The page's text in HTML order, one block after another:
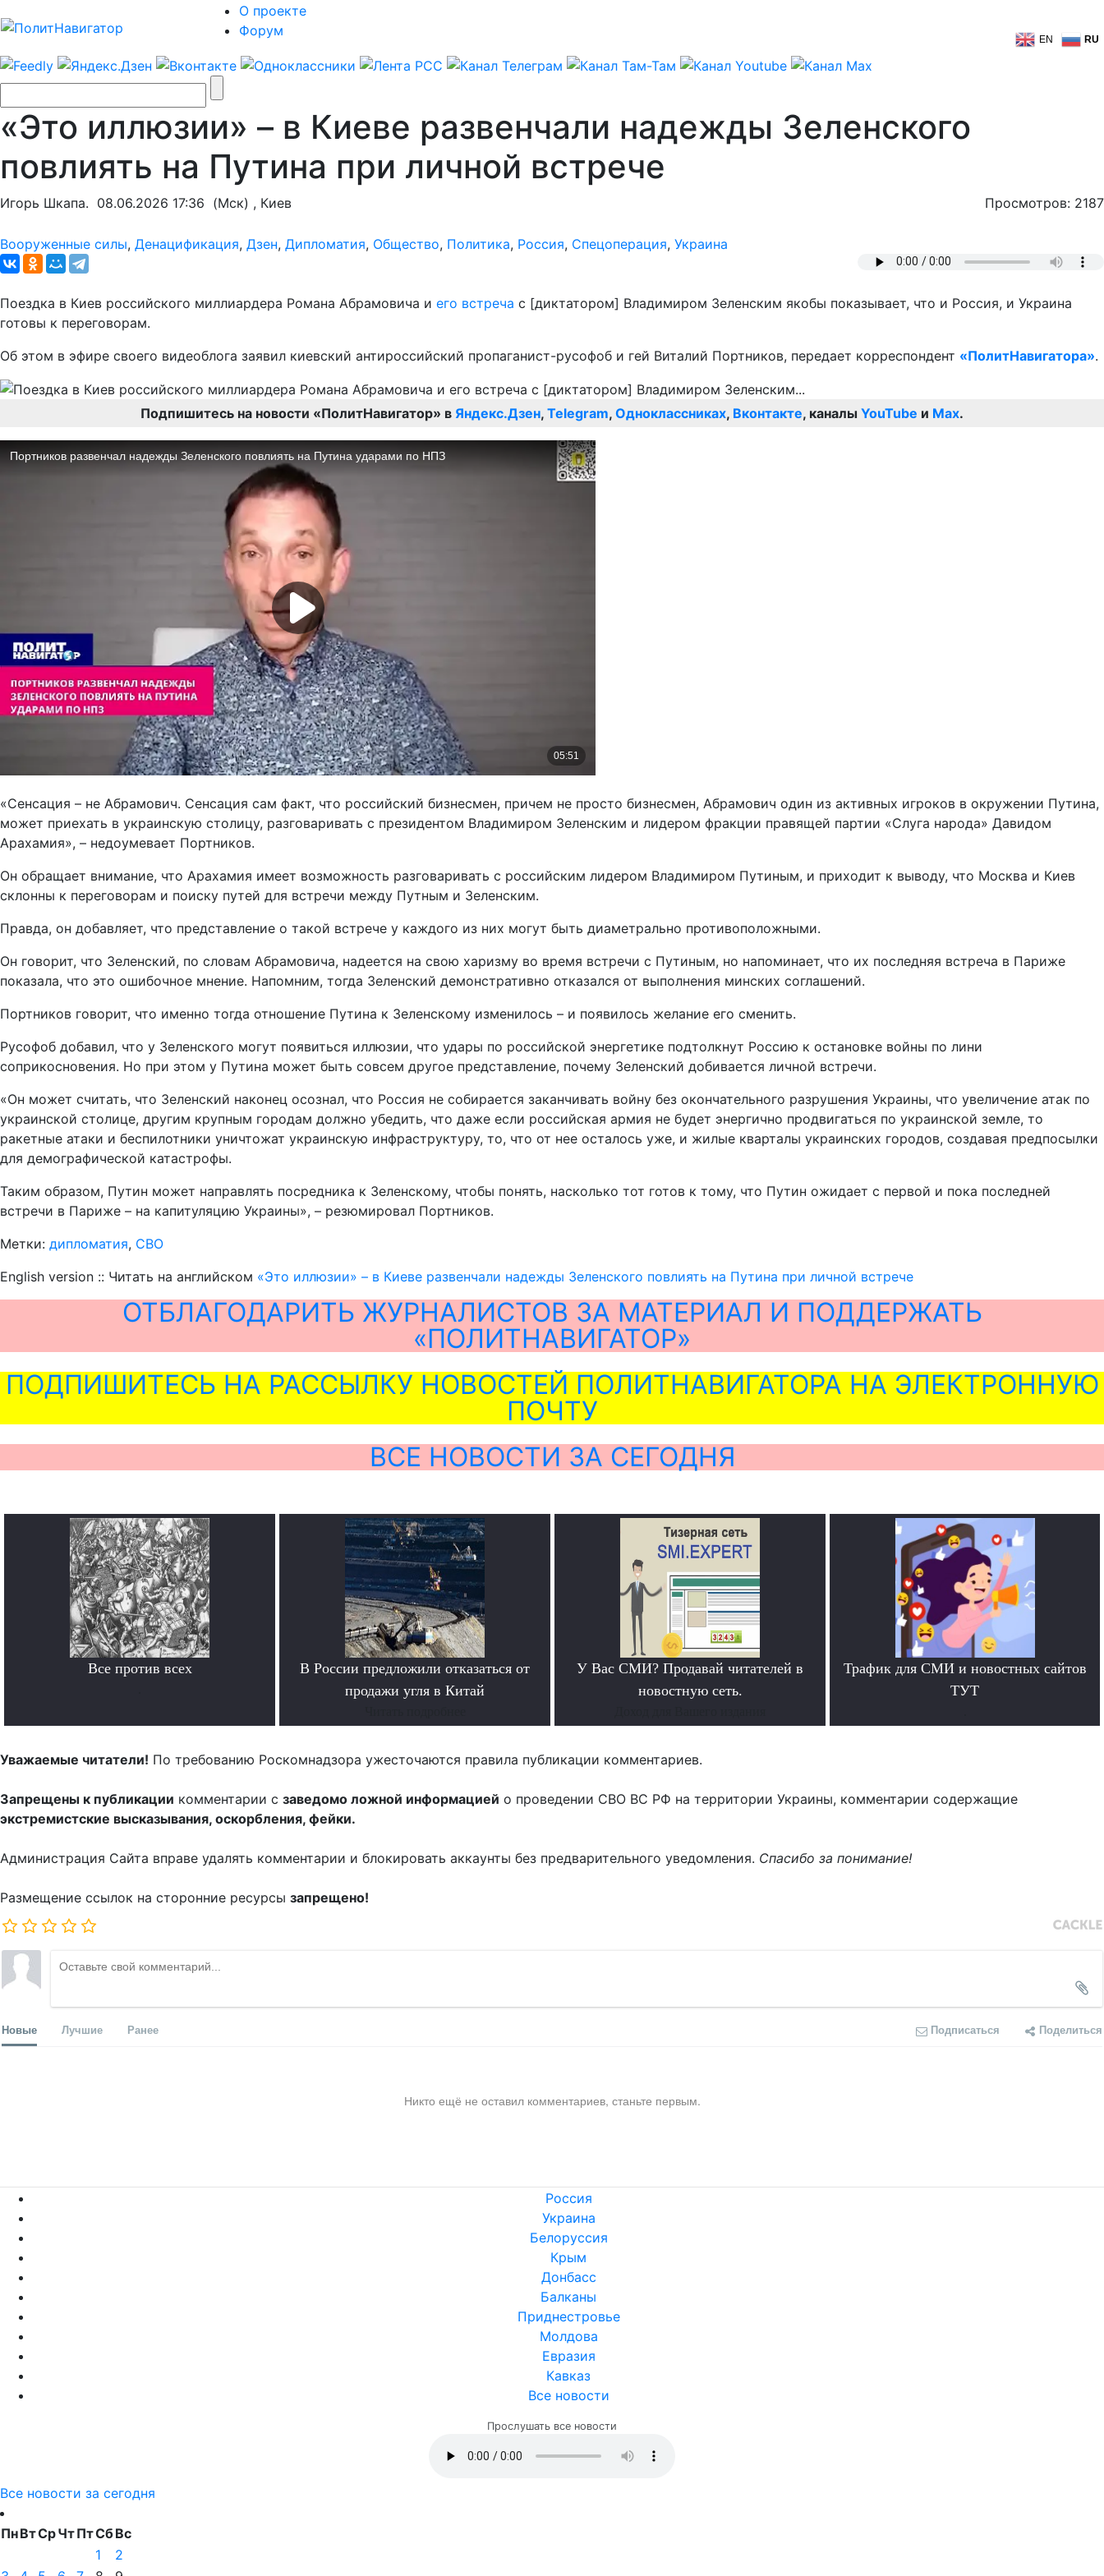
О проекте
Форум
EN RU
«Это иллюзии» – в Киеве развенчали надежды Зеленского
повлиять на Путина при личной встрече
Игорь Шкапа. 08.06.2026 17:36 (Мск) , Киев Просмотров: 2187
Вооруженные силы, Денацификация, Дзен, Дипломатия, Общество, Политика, Россия, Спецоперация, Украина
Поездка в Киев российского миллиардера Романа Абрамовича и его встреча с [диктатором] Владимиром Зеленским якобы показывает, что и Россия, и Украина
готовы к переговорам.
Об этом в эфире своего видеоблога заявил киевский антироссийский пропаганист-русофоб и гей Виталий Портников, передает корреспондент «ПолитНавигатора».
Подпишитесь на новости «ПолитНавигатор» в Яндекс.Дзен, Telegram, Одноклассниках, Вконтакте, каналы YouTube и Max.
«Сенсация – не Абрамович. Сенсация сам факт, что российский бизнесмен, причем не просто бизнесмен, Абрамович один из активных игроков в окружении Путина,
может приехать в украинскую столицу, разговаривать с президентом Владимиром Зеленским и лидером фракции правящей партии «Слуга народа» Давидом
Арахамия», – недоумевает Портников.
Он обращает внимание, что Арахамия имеет возможность разговаривать с российским лидером Владимиром Путиным, и приходит к выводу, что Москва и Киев
склонны к переговорам и поиску путей для встречи между Путным и Зеленским.
Правда, он добавляет, что представление о такой встрече у каждого из них могут быть диаметрально противоположными.
Он говорит, что Зеленский, по словам Абрамовича, надеется на свою харизму во время встречи с Путиным, но напоминает, что их последняя встреча в Париже
показала, что это ошибочное мнение. Напомним, тогда Зеленский демонстративно отказался от выполнения минских соглашений.
Портников говорит, что именно тогда отношение Путина к Зеленскому изменилось – и появилось желание его сменить.
Русофоб добавил, что у Зеленского могут появиться иллюзии, что удары по российской энергетике подтолкнут Россию к остановке войны по лини
соприкосновения. Но при этом у Путина может быть совсем другое представление, почему Зеленский добивается личной встречи.
«Он может считать, что Зеленский наконец осознал, что Россия не собирается заканчивать войну без окончательного разрушения Украины, что увеличение атак по
украинской столице, другим крупным городам должно убедить, что даже если российская армия не будет энергично продвигаться по украинской земле, то
ракетные атаки и беспилотники уничтожат украинскую инфраструктуру, то, что от нее осталось уже, и жилые кварталы украинских городов, создавая предпосылки
для демографической катастрофы.
Таким образом, Путин может направлять посредника к Зеленскому, чтобы понять, насколько тот готов к тому, что Путин ожидает с первой и пока последней
встречи в Париже – на капитуляцию Украины», – резюмировал Портников.
Метки: дипломатия, СВО
English version :: Читать на английском «Это иллюзии» – в Киеве развенчали надежды Зеленского повлиять на Путина при личной встрече
ОТБЛАГОДАРИТЬ ЖУРНАЛИСТОВ ЗА МАТЕРИАЛ И ПОДДЕРЖАТЬ
«ПОЛИТНАВИГАТОР»
ПОДПИШИТЕСЬ НА РАССЫЛКУ НОВОСТЕЙ ПОЛИТНАВИГАТОРА НА ЭЛЕКТРОННУЮ
ПОЧТУ
ВСЕ НОВОСТИ ЗА СЕГОДНЯ
Все против всех
В России предложили отказаться от
продажи угля в Китай
У Вас СМИ? Продавай читателей в
новостную сеть.
Трафик для СМИ и новостных сайтов
ТУТ
Уважаемые читатели! По требованию Роскомнадзора ужесточаются правила публикации комментариев.
Запрещены к публикации комментарии с заведомо ложной информацией о проведении СВО ВС РФ на территории Украины, комментарии содержащие
экстремистские высказывания, оскорбления, фейки.
Администрация Сайта вправе удалять комментарии и блокировать аккаунты без предварительного уведомления. Спасибо за понимание!
Размещение ссылок на сторонние ресурсы запрещено!
Новые Лучшие Ранее Подписаться Поделиться
Никто ещё не оставил комментариев, станьте первым.
Россия
Украина
Белоруссия
Крым
Донбасс
Балканы
Приднестровье
Молдова
Евразия
Кавказ
Все новости
Прослушать все новости
Все новости за сегодня
ПнВтСрЧтПтСбВс
1
2